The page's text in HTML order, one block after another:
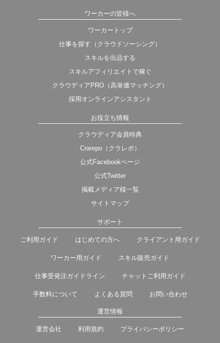
ワーカーの皆様へ
ワーカートップ
仕事を探す（クラウドソーシング）
スキルを出品する
スキルアフィリエイトで稼ぐ
クラウディアPRO（高単価マッチング）
採用オンラインアシスタント
お役立ち情報
クラウディア会員特典
Crarepo（クラレポ）
公式Facebookページ
公式Twitter
掲載メディア様一覧
サイトマップ
サポート
ご利用ガイド はじめての方へ クライアント用ガイド
ワーカー用ガイド スキル販売ガイド
仕事受発注ガイドライン チャットご利用ガイド
手数料について よくある質問 お問い合わせ
運営情報
運営会社 利用規約 プライバシーポリシー